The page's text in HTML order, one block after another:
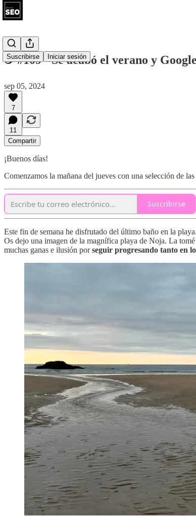
Suscribirse Iniciar sesión
☕ #109 - Se acabó el verano y
sep 05, 2024
7
11
Compartir
¡Buenos días!
Comenzamos la mañana del jueves con una selección de
Suscribirse
Este fin de semana he disfrutado del último baño en la
Os dejo una imagen de la magnífica playa de Noja. La
muchas ganas e ilusión porseguir progresando tanto en